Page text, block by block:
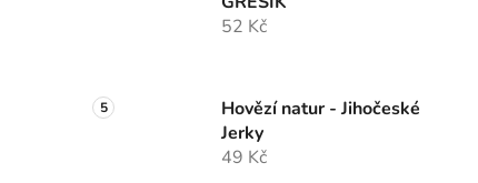
52 Kč
Hovězí natur - Jihočeské
Jerky
49 Kč